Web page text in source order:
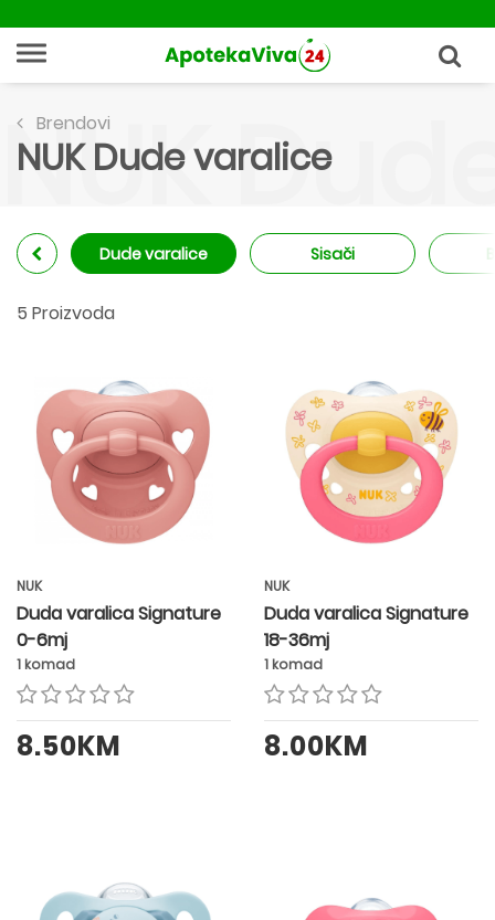
Brendovi
NUK Dude varalice
NUK
Dude varalice Sisači
5 Proizvoda
NUK
Duda varalica Signature
0-6mj
1 komad
8.50KM
NUK
Duda varalica Signature
18-36mj
1 komad
8.00KM